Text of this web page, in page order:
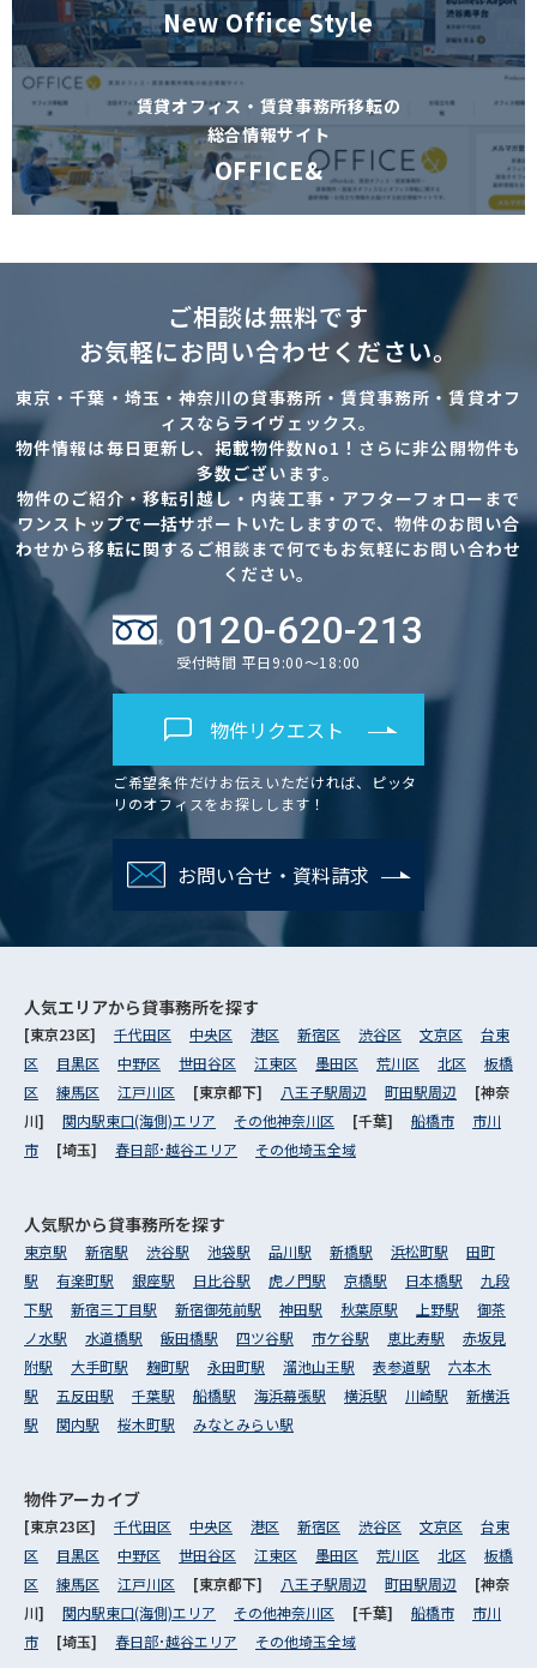
New Office Style
賃貸オフィス・賃貸事務所移転の
総合情報サイト
OFFICE&
ご相談は無料です
お気軽にお問い合わせください。
東京・千葉・埼玉・神奈川の貸事務所・賃貸事務所・賃貸オフ
ィスならライヴェックス。
物件情報は毎日更新し、掲載物件数No1！さらに非公開物件も
多数ございます。
物件のご紹介・移転引越し・内装工事・アフターフォローまで
ワンストップで一括サポートいたしますので、物件のお問い合
わせから移転に関するご相談まで何でもお気軽にお問い合わせ
ください。
0120-620-213
受付時間 平日9:00～18:00
物件リクエスト
ご希望条件だけお伝えいただければ、ピッタ
リのオフィスをお探しします！
お問い合せ・資料請求
人気エリアから貸事務所を探す
[東京23区] 千代田区 中央区 港区 新宿区 渋谷区 文京区
台東
区
目黒区 中野区 世田谷区 江東区 墨田区 荒川区 北区
板橋
区
練馬区 江戸川区 [東京都下] 八王子駅周辺 町田駅周辺
[神奈
川] 関内駅東口(海側)エリア その他神奈川区 [千葉] 船橋市
市川
市
[埼玉] 春日部･越谷エリア その他埼玉全域
人気駅から貸事務所を探す
東京駅 新宿駅 渋谷駅 池袋駅 品川駅 新橋駅 浜松町駅
田町
駅
有楽町駅 銀座駅 日比谷駅 虎ノ門駅 京橋駅 日本橋駅
九段
下駅
新宿三丁目駅 新宿御苑前駅 神田駅 秋葉原駅 上野駅
御茶
ノ水駅
水道橋駅 飯田橋駅 四ツ谷駅 市ケ谷駅 恵比寿駅
赤坂見
附駅
大手町駅 麹町駅 永田町駅 溜池山王駅 表参道駅
六本木
駅
五反田駅 千葉駅 船橋駅 海浜幕張駅 横浜駅 川崎駅
新横浜
駅
関内駅 桜木町駅 みなとみらい駅
物件アーカイブ
[東京23区] 千代田区 中央区 港区 新宿区 渋谷区 文京区
台東
区
目黒区 中野区 世田谷区 江東区 墨田区 荒川区 北区
板橋
区
練馬区 江戸川区 [東京都下] 八王子駅周辺 町田駅周辺
[神奈
川] 関内駅東口(海側)エリア その他神奈川区 [千葉] 船橋市
市川
市
[埼玉] 春日部･越谷エリア その他埼玉全域